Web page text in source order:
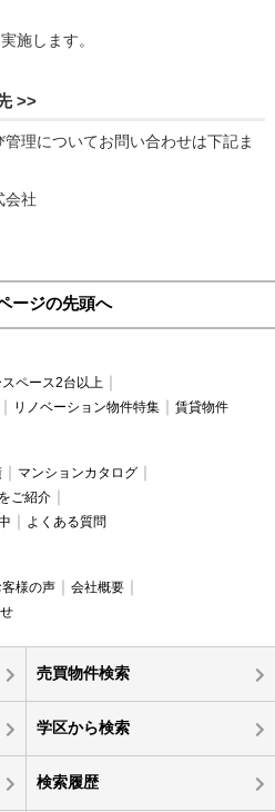
施します。
>>
理についてお問い合わせは下記ま
会社
ージの先頭へ
スペース2台以上
リノベーション物件特集 賃貸物件
マンションカタログ
ご紹介
よくある質問
客様の声
会社概要
売買物件検索
学区から検索
検索履歴